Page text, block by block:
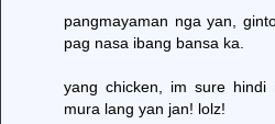
pangmayaman nga yan,
pag nasa ibang bansa ka.
yang chicken, im sure hindi
mura lang yan jan! lolz!